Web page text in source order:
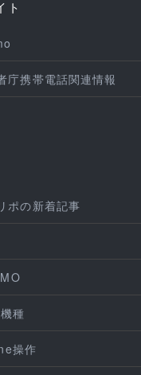
ト
庁携帯電話関連情報
ポの新着記事
種
操作